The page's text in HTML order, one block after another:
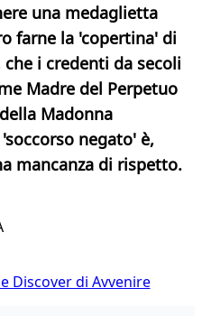
una medaglietta
farne la 'copertina' di
i credenti da secoli
Madre del Perpetuo
Madonna
negato' è,
mancanza di rispetto.
Discover di Avvenire